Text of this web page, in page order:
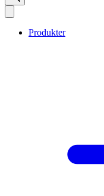
Produkter